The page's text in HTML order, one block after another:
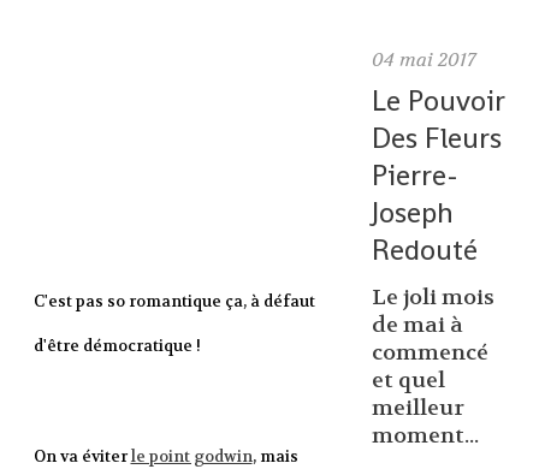
C'est pas so romantique ça, à défaut
d'être démocratique !
On va éviterle point godwin, mais
04 mai 2017
Le Pouvoir
Des Fleurs
Pierre-
Joseph
Redouté
Le joli mois
de mai à
commencé
et quel
meilleur
moment...